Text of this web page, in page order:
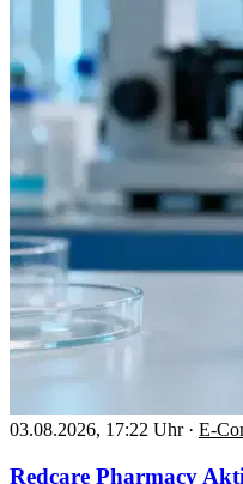
03.08.2026, 17:22 Uhr · E-
Redcare Pharmacy